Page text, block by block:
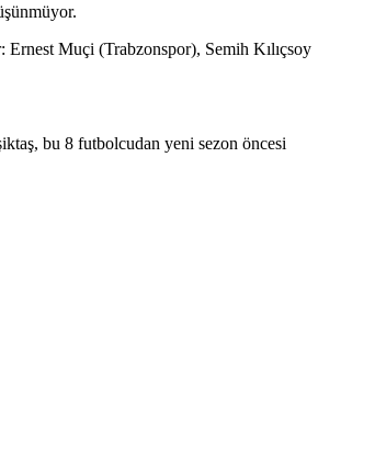
Ernest Muçi (Trabzonspor), Semih Kılıçsoy
bu 8 futbolcudan yeni sezon öncesi